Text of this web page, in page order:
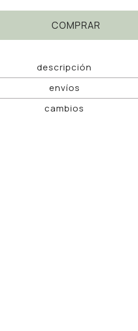
COMPRAR
descripción
envíos
cambios